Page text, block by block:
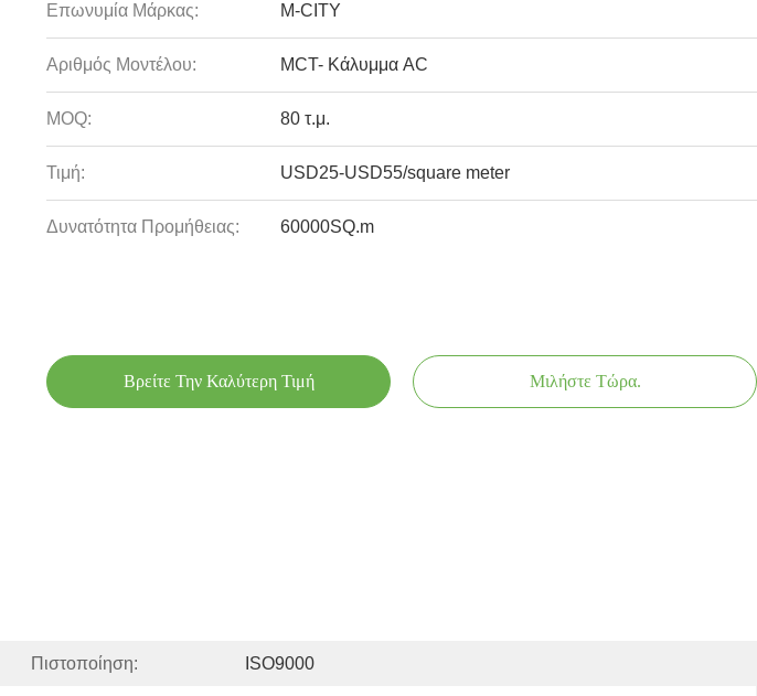
Επωνυμία Μάρκας: M-CITY
Αριθμός Μοντέλου: MCT- Κάλυμμα AC
MOQ: 80 τ.μ.
Τιμή: USD25-USD55/square meter
Δυνατότητα Προμήθειας: 60000SQ.m
Βρείτε Την Καλύτερη Τιμή Μιλήστε Τώρα.
Πιστοποίηση: ISO9000